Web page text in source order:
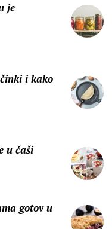
je
i kako
u čaši
gotov u